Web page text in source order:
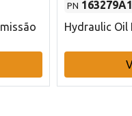
PN 163279A1
Hydraulic Oil